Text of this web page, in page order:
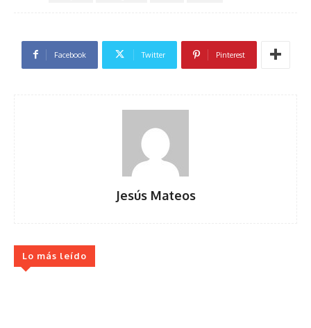
Facebook Twitter Pinterest
Jesús Mateos
Lo más leído